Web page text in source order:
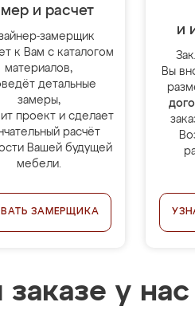
и расчет
замерщик
к Вам с каталогом
материалов,
детальные
замеры,
проект и сделает
расчёт
Вашей будущей
мебели.
ЗАМЕРЩИКА
и
Вы
у нас